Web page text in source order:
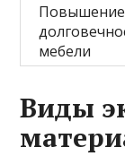
Повышение
мебели
Виды